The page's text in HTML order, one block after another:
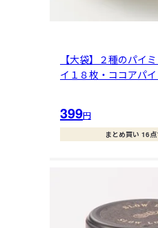
【大袋】２種のパイ
イ１８枚・ココアパ
399円
まとめ買い 16